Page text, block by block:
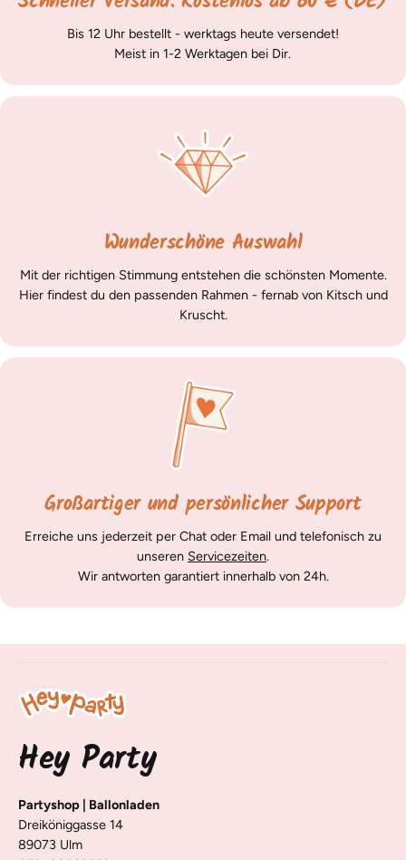
Bis 12 Uhr bestellt - werktags heute versendet!
Meist in 1-2 Werktagen bei Dir.
Wunderschöne Auswahl
Mit der richtigen Stimmung entstehen die schönsten Momente.
Hier findest du den passenden Rahmen - fernab von Kitsch und
Kruscht.
Großartiger und persönlicher Support
Erreiche uns jederzeit per Chat oder Email und telefonisch zu
unseren Servicezeiten.
Wir antworten garantiert innerhalb von 24h.
Hey Party
Partyshop | Ballonladen
Dreiköniggasse 14
89073 Ulm